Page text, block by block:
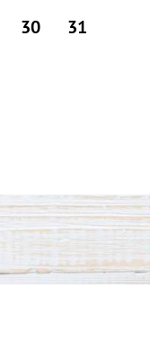
30 31